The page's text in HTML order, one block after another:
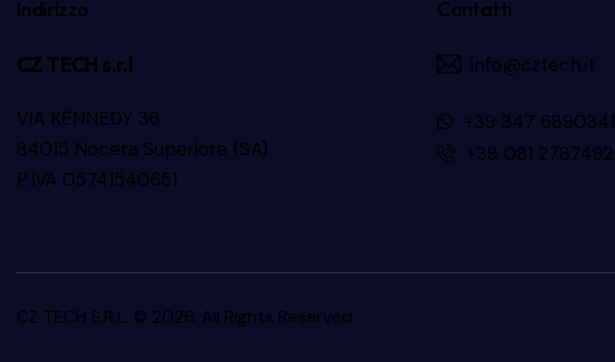
Indirizzo
CZ TECH s.r.l
VIA KENNEDY 36
84015 Nocera Superiore (SA)
P.IVA 05741540651
Contatti
info@cztech.it
+39 347 6890341
+39 081 2787492
CZ TECH S.R.L. © 2026. All Rights Reserved.